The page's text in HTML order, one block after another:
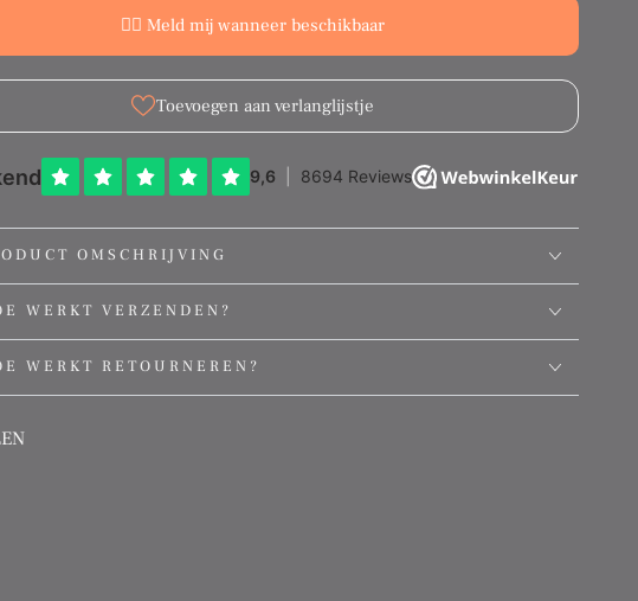
👉🏻 Meld mij wanneer beschikbaar
Toevoegen aan verlanglijstje
OMSCHRIJVING
WERKT VERZENDEN?
WERKT RETOURNEREN?